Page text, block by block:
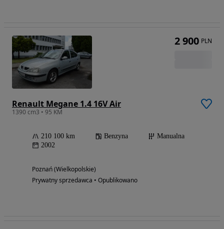
Renault Megane 1.4 16V Air
1390 cm3 • 95 KM
210 100 km Benzyna
Manualna
2002
Poznań (Wielkopolskie)
Prywatny sprzedawca • Opublikowano
2 900 PLN